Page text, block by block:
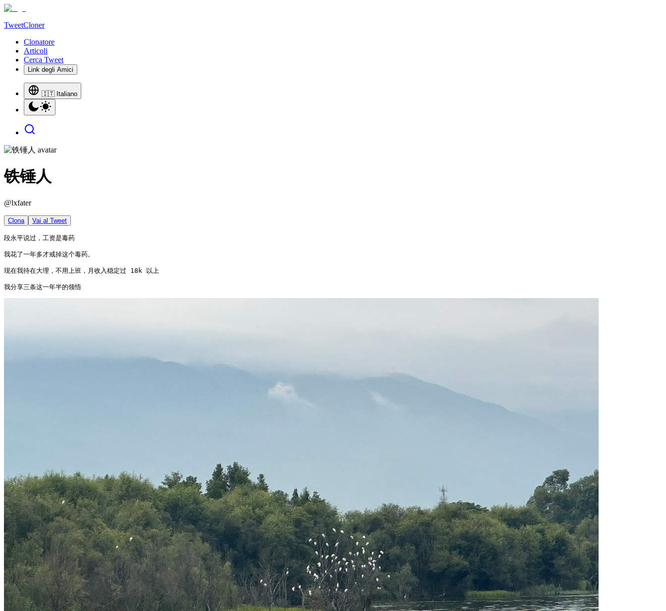
TweetCloner
Clonatore
Articoli
Cerca Tweet
Link degli Amici
🇮🇹 Italiano
铁锤人
@lxfater
Clona Vai al Tweet
段永平说过，工资是毒药
我花了一年多才戒掉这个毒药。
现在我待在大理，不用上班，月收入稳定过 18k 以上
我分享三条这一年半的领悟